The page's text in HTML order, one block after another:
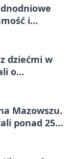
i
dziećmi w
o
Mazowszu.
ponad 250